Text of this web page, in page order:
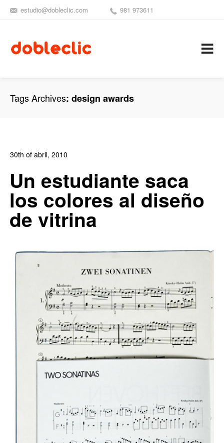
estudio@dobleclic.com 981 973611
Tags Archives design awards
30th of abril, 2010
0
Un estudiante saca
los colores al diseño
de vitrina